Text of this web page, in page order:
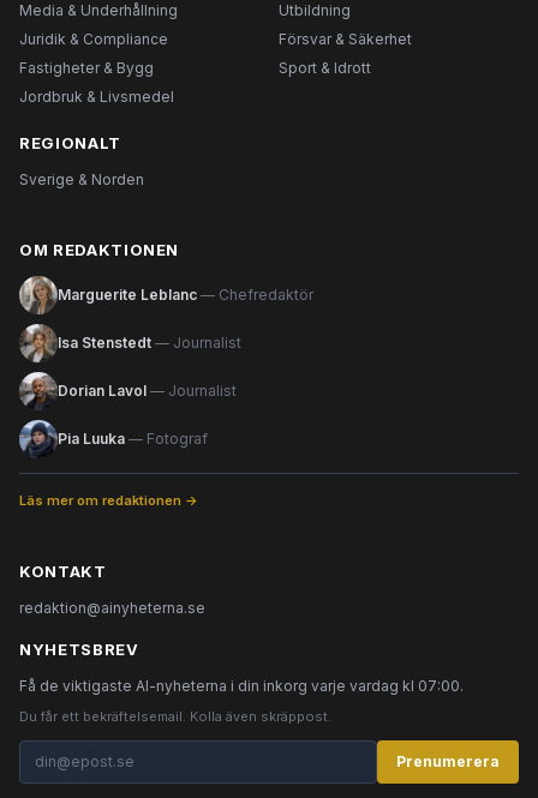
Media & Underhållning
Utbildning
Juridik & Compliance
Försvar & Säkerhet
Fastigheter & Bygg
Sport & Idrott
Jordbruk & Livsmedel
REGIONALT
Sverige & Norden
OM REDAKTIONEN
Marguerite Leblanc — Chefredaktör
Isa Stenstedt — Journalist
Dorian Lavol — Journalist
Pia Luuka — Fotograf
Läs mer om redaktionen →
KONTAKT
redaktion@ainyheterna.se
NYHETSBREV
Få de viktigaste AI-nyheterna i din inkorg varje vardag kl 07:00.
Du får ett bekräftelsemail. Kolla även skräppost.
Prenumerera